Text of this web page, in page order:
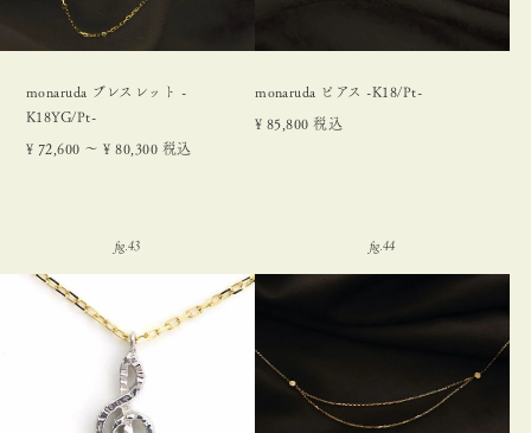
monaruda ブレスレット -
K18YG/Pt-
¥ 72,600 〜 ¥ 80,300 税込
monaruda ピアス -K18/Pt-
¥ 85,800 税込